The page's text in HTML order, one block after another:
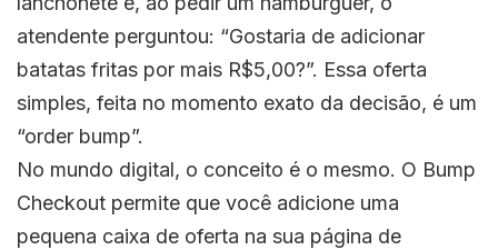
atendente perguntou: “Gostaria de adicionar
batatas fritas por mais R$5,00?”. Essa oferta
simples, feita no momento exato da decisão, é um
“order bump”.
No mundo digital, o conceito é o mesmo. O Bump
Checkout permite que você adicione uma
pequena caixa de oferta na sua página de